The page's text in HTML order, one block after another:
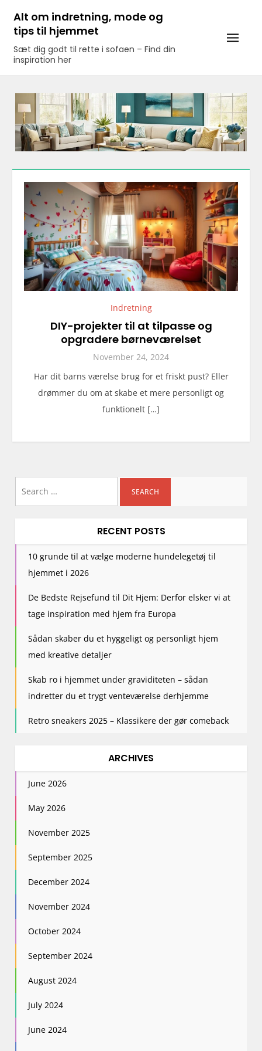
content
Alt om indretning, mode og
tips til hjemmet
Sæt dig godt til rette i sofaen – Find din
inspiration her
Indretning
DIY-projekter til at tilpasse og
opgradere børneværelset
November 24, 2024
Har dit barns værelse brug for et friskt pust? Eller
drømmer du om at skabe et mere personligt og
funktionelt […]
RECENT POSTS
10 grunde til at vælge moderne hundelegetøj til
hjemmet i 2026
De Bedste Rejsefund til Dit Hjem: Derfor elsker vi at
tage inspiration med hjem fra Europa
Sådan skaber du et hyggeligt og personligt hjem
med kreative detaljer
Skab ro i hjemmet under graviditeten – sådan
indretter du et trygt venteværelse derhjemme
Retro sneakers 2025 – Klassikere der gør comeback
ARCHIVES
June 2026
May 2026
November 2025
September 2025
December 2024
November 2024
October 2024
September 2024
August 2024
July 2024
June 2024